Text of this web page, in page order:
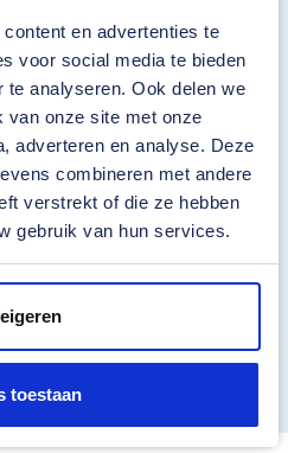
en advertenties te
voor social media te bieden
analyseren. Ook delen we
van onze site met onze
adverteren en analyse. Deze
combineren met andere
verstrekt of die ze hebben
gebruik van hun services.
toestaan